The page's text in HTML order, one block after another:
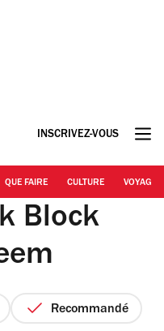
INSCRIVEZ-VOUS
QUE FAIRE CULTURE VOYAGE
Block
Recommandé